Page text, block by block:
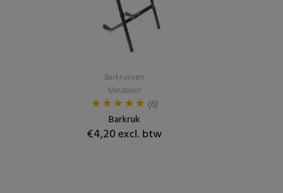
Barkrukken
Meubilair
(6)
Barkruk
€4,20 excl. btw